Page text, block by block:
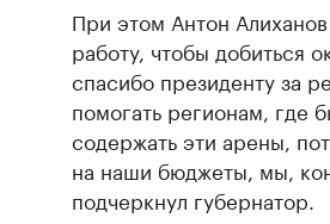
При этом Антон
работу, чтобы добиться
спасибо президенту за
помогать регионам, где
содержать эти арены,
на наши бюджеты, мы,
подчеркнул губернатор.